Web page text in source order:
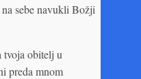
sebe navukli Božji
obitelj u
preda mnom